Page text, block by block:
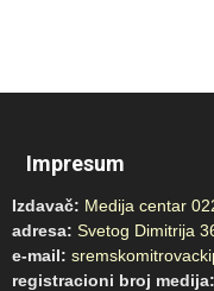
Impresum
Izdavač: Medija centar
adresa: Svetog Dimitrija
e-mail:
registracioni broj medija: